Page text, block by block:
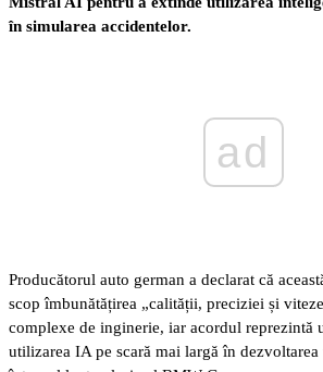
în simularea accidentelor.
ad
Producătorul auto german a declarat că
scop îmbunătățirea „calității, preciziei și
complexe de inginerie, iar acordul reprezintă
utilizarea IA pe scară mai largă în